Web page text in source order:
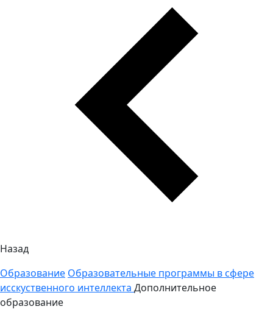
Назад
Образование Образовательные программы в сфере
исскуственного интеллекта Дополнительное
образование